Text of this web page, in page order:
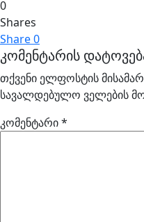
0
Shares
Share0
კომენტარის
თქვენი ელფოსტის
სავალდებულო ველების
კომენტარი*